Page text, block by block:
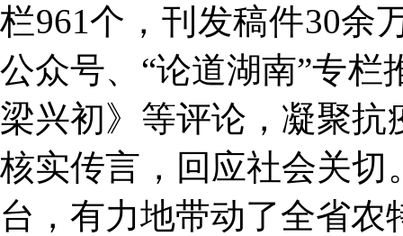
栏961个，刊发稿件30余
公众号、“论道湖南”专
梁兴初》等评论，凝聚抗
核实传言，回应社会关切
台，有力地带动了全省农